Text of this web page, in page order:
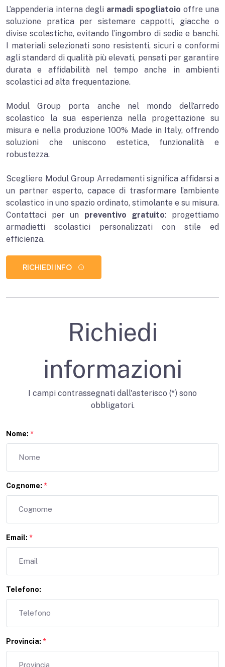
L’appenderia interna degli armadi spogliatoio offre una
soluzione pratica per sistemare cappotti, giacche o
divise scolastiche, evitando l’ingombro di sedie e banchi.
I materiali selezionati sono resistenti, sicuri e conformi
agli standard di qualità più elevati, pensati per garantire
durata e affidabilità nel tempo anche in ambienti
scolastici ad alta frequentazione.
Modul Group porta anche nel mondo dell’arredo
scolastico la sua esperienza nella progettazione su
misura e nella produzione 100% Made in Italy, offrendo
soluzioni che uniscono estetica, funzionalità e
robustezza.
Scegliere Modul Group Arredamenti significa affidarsi a
un partner esperto, capace di trasformare l’ambiente
scolastico in uno spazio ordinato, stimolante e su misura.
Contattaci per un preventivo gratuito: progettiamo
armadietti scolastici personalizzati con stile ed
efficienza.
RICHIEDI INFO
Richiedi
informazioni
I campi contrassegnati dall'asterisco (*) sono
obbligatori.
Nome: *
Cognome: *
Email: *
Telefono:
Provincia: *